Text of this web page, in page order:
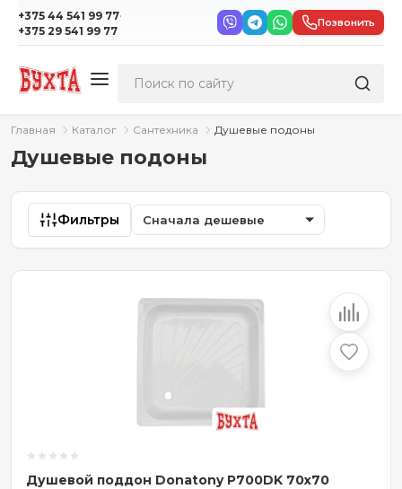
+375 44 541 99 77·
+375 29 541 99 77
Позвонить
Главная Каталог Сантехника Душевые подоны
Душевые подоны
Фильтры
Душевой поддон Donatony P700DK 70x70